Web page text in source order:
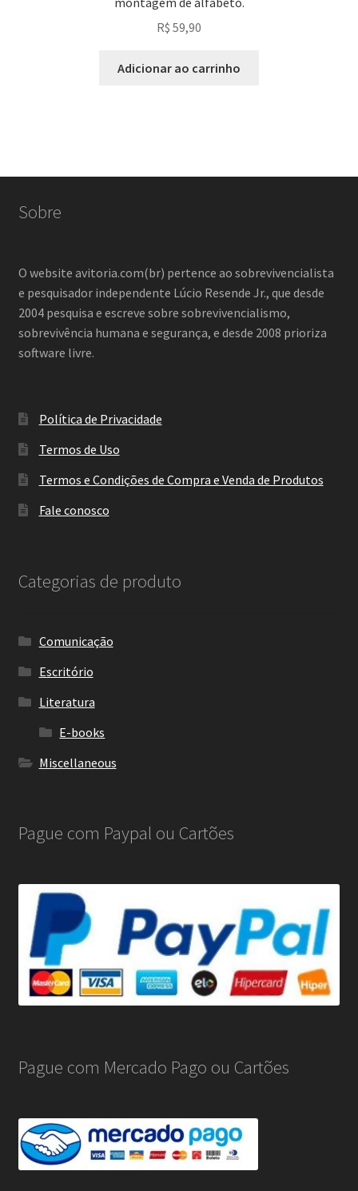
R$ 59,90
Adicionar ao carrinho
Sobre
O website avitoria.com(br) pertence ao sobrevivencialista
e pesquisador independente Lúcio Resende Jr., que desde
2004 pesquisa e escreve sobre sobrevivencialismo,
sobrevivência humana e segurança, e desde 2008 prioriza
software livre.
Política de Privacidade
Termos de Uso
Termos e Condições de Compra e Venda de Produtos
Fale conosco
Categorias de produto
Comunicação
Escritório
Literatura
E-books
Miscellaneous
Pague com Paypal ou Cartões
Pague com Mercado Pago ou Cartões